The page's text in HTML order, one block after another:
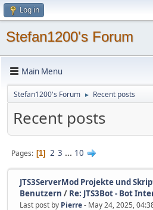
Log in
Stefan1200's Forum
Main Menu
Stefan1200's Forum ► Recent posts
Recent posts
Pages 1 2 3 ... 10
JTS3ServerMod Projekte und
Benutzern / Re: JTS3Bot - Bot
Last post by Pierre- May 24, 2025,